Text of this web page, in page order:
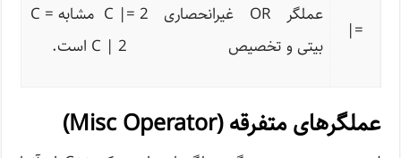
=
|
عملگر OR غیرانحصاری
بیتی و تخصیص
C |= 2 مشابه C =
C | 2 است.
عملگرهای متفرقه (Misc Operator)